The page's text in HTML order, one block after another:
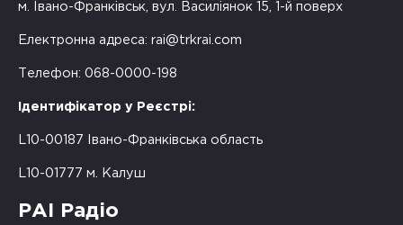
м. Івано-Франківськ, вул. Василіянок 15, 1-й поверх
Електронна адреса: rai@trkrai.com
Телефон: 068-0000-198
Ідентифікатор у Реєстрі:
L10-00187 Івано-Франківська область
L10-01777 м. Калуш
РАІ Радіо